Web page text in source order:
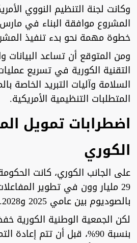
وكانت لجنة التنظيم النووي
المشروع موافقة البناء في
خطوة مهمة نحو بدء تنفيذ
ومن المتوقع أن تساعد البيانات
التقنية الكورية في تسريع
السلامة وآليات التبريد الخاصة
المتطلبات التنظيمية الأمريكية.
اضطرابات تمويل
الكوري
على الجانب الكوري، كانت
29 مليار وون في تطوير
بالصوديوم بين عامي 2025 و2028.
بنسبة 90%، قبل أن تتم